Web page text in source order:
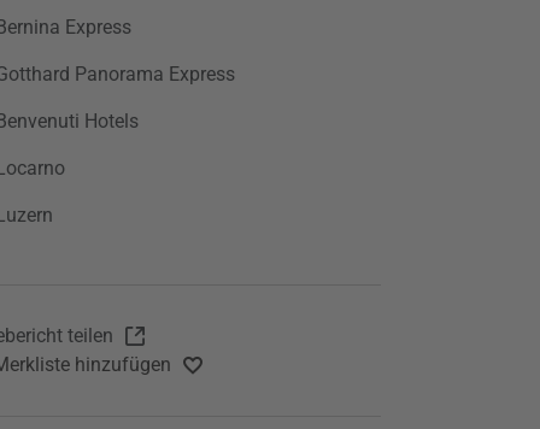
Express
Panorama Express
Hotels
teilen
hinzufügen